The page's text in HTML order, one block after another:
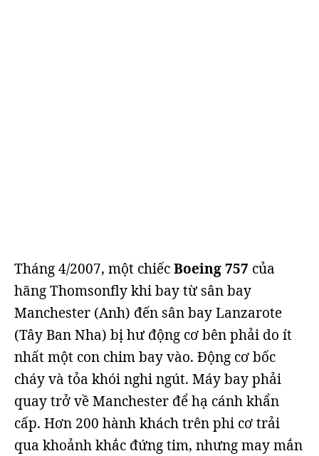
Tháng 4/2007, một chiếcBoeing 757 của
hãng Thomsonfly khi bay từ sân bay
Manchester (Anh) đến sân bay Lanzarote
(Tây Ban Nha) bị hư động cơ bên phải do ít
nhất một con chim bay vào. Động cơ bốc
cháy và tỏa khói nghi ngút. Máy bay phải
quay trở về Manchester để hạ cánh khẩn
cấp. Hơn 200 hành khách trên phi cơ trải
qua khoảnh khắc đứng tim, nhưng may mắn